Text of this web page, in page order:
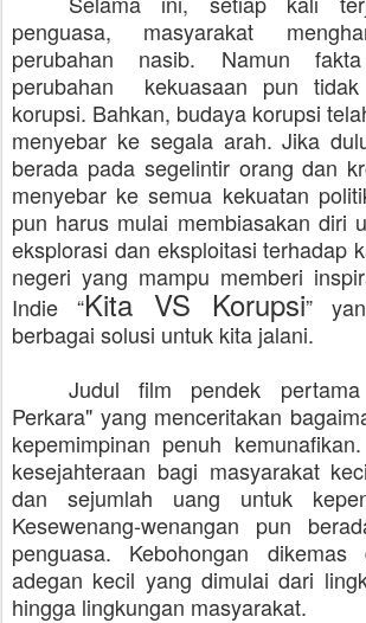
penguasa, masyarakat
perubahan nasib. Namun fakta
perubahan
kekuasaan pun
korupsi. Bahkan, budaya korupsi
menyebar ke segala arah. Jika
berada pada segelintir orang dan
menyebar ke semua kekuatan
pun harus mulai membiasakan diri
eksplorasi dan eksploitasi terhadap
negeri yang mampu memberi
Indie “Kita VS Korupsi”
berbagai solusi untuk kita jalani.
Judul film pendek
Perkara" yang menceritakan
kepemimpinan penuh
kesejahteraan bagi masyarakat
dan sejumlah uang untuk
Kesewenang-wenangan pun
penguasa. Kebohongan dikemas
adegan kecil yang dimulai dari
hingga lingkungan masyarakat.